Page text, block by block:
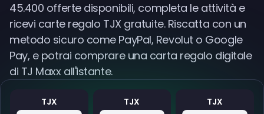
TJX TJX TJX
45.400 offerte disponibili, completa le attività e
ricevi carte regalo TJX gratuite. Riscatta con un
metodo sicuro come PayPal, Revolut o Google
Pay, e potrai comprare una carta regalo digitale
di TJ Maxx all'istante.